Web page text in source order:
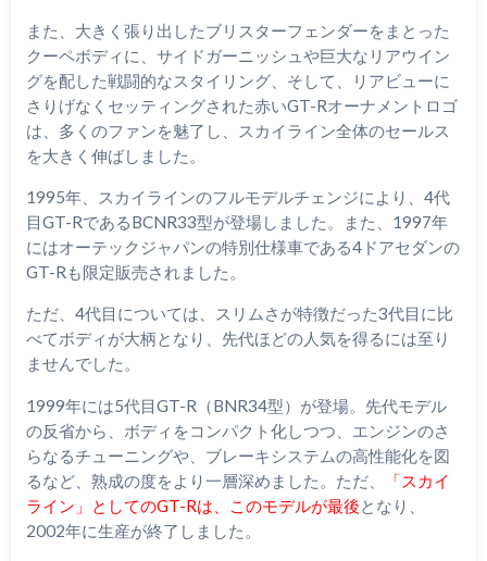
また、大きく張り出したブリスターフェンダーをまとった
クーペボディに、サイドガーニッシュや巨大なリアウイン
グを配した戦闘的なスタイリング、そして、リアビューに
さりげなくセッティングされた赤いGT-Rオーナメントロゴ
は、多くのファンを魅了し、スカイライン全体のセールス
を大きく伸ばしました。
1995年、スカイラインのフルモデルチェンジにより、4代
目GT-RであるBCNR33型が登場しました。また、1997年
にはオーテックジャパンの特別仕様車である4ドアセダンの
GT-Rも限定販売されました。
ただ、4代目については、スリムさが特徴だった3代目に比
べてボディが大柄となり、先代ほどの人気を得るには至り
ませんでした。
1999年には5代目GT-R（BNR34型）が登場。先代モデル
の反省から、ボディをコンパクト化しつつ、エンジンのさ
らなるチューニングや、ブレーキシステムの高性能化を図
るなど、熟成の度をより一層深めました。ただ、
「スカイ
ライン」としてのGT-Rは、このモデルが最後となり、
2002年に生産が終了しました。